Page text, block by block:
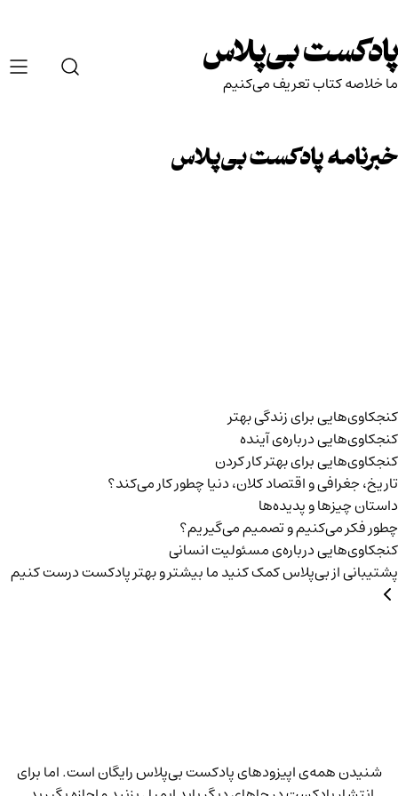
to
content
پادکست بی‌پلاس
ما خلاصه کتاب تعریف می‌کنیم
خبرنامه پادکست بی‌پلاس
کنجکاوی‌هایی برای زندگی بهتر
کنجکاوی‌هایی درباره‌ی آينده
کنجکاوی‌هایی برای بهتر کار کردن
تاریخ،‌ جغرافی و اقتصاد کلان، دنیا چطور کار می‌کند؟
داستان چیزها و پدیده‌ها
چطور فکر می‌کنیم و تصمیم می‌گیریم؟
کنجکاوی‌هایی درباره‌ی مسئولیت انسانی
پشتیبانی از بی‌پلاسکمک کنید ما بیشتر و بهتر پادکست درست کنیم
شنیدن همه‌ی اپیزودهای پادکست بی‌پلاس رایگان است. اما برای